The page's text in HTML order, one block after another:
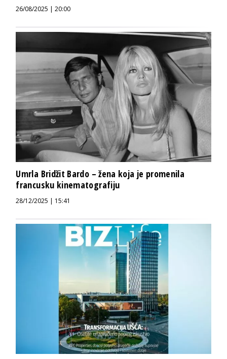
26/08/2025 | 20:00
Umrla Bridžit Bardo – žena koja je promenila
francusku kinematografiju
28/12/2025 | 15:41